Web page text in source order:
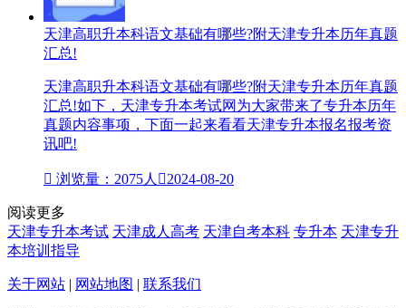
天津高职升本科语文基础有哪些?附天津专升本历年真题
汇总!
天津高职升本科语文基础有哪些?附天津专升本历年真题
汇总!如下，天津专升本考试网为大家带来了专升本历年
真题内容事项，下面一起来看看天津专升本报名报考资
讯吧!
 浏览量：2075人 2024-08-20
阅读更多
天津专升本考试 天津成人高考 天津自考本科 专升本 天津专升
本培训指导
关于网站 | 网站地图 | 联系我们